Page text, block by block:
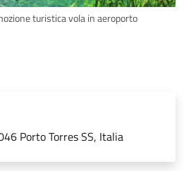
turistica vola in aeroporto
Porto Torres SS, Italia